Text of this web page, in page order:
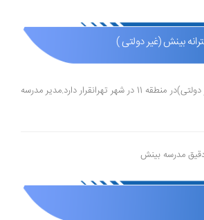
بینش (غیر دولتی )
مدرسهبینش دخترانه(غیر دولتی)در منطقه 11 در شهر تهرانقرار دارد.مدیر مدرسه
مدرسه بینش